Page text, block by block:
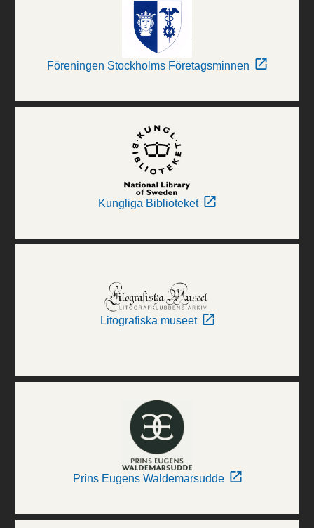
Föreningen Stockholms Företagsminnen
Kungliga Biblioteket
Litografiska museet
Prins Eugens Waldemarsudde